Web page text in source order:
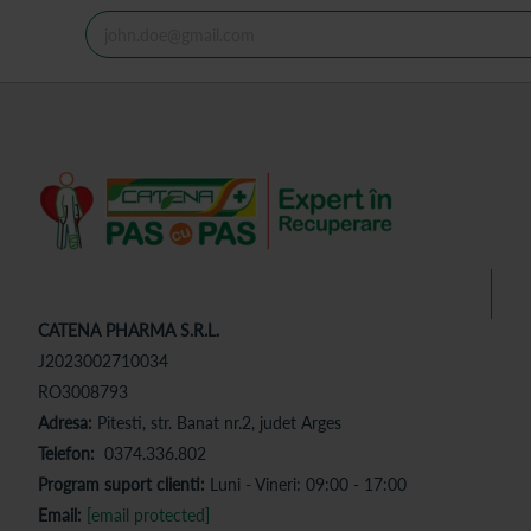
CATENA PHARMA S.R.L.
J2023002710034
RO3008793
Adresa: Pitesti, str. Banat nr.2, judet Arges
Telefon: 0374.336.802
Program suport clienti: Luni - Vineri: 09:00 - 17:00
Email: [email protected]